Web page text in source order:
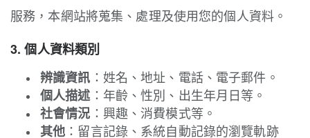
服務，本網站將蒐集、處理及使用您的個人資料。
3. 個人資料類別
辨識資訊 ：姓名、地址、電話、電子郵件。
個人描述 ：年齡、性別、出生年月日等。
社會情況 ：興趣、消費模式等。
其他 ：留言記錄、系統自動記錄的瀏覽軌跡